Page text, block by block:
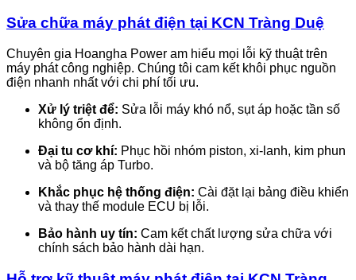
Sửa chữa máy phát điện tại KCN Tràng Duệ
Chuyên gia Hoangha Power am hiểu mọi lỗi kỹ thuật trên
máy phát công nghiệp. Chúng tôi cam kết khôi phục nguồn
điện nhanh nhất với chi phí tối ưu.
Xử lý triệt để: Sửa lỗi máy khó nổ, sụt áp hoặc tần số
không ổn định.
Đại tu cơ khí: Phục hồi nhóm piston, xi-lanh, kim phun
và bộ tăng áp Turbo.
Khắc phục hệ thống điện: Cài đặt lại bảng điều khiển
và thay thế module ECU bị lỗi.
Bảo hành uy tín: Cam kết chất lượng sửa chữa với
chính sách bảo hành dài hạn.